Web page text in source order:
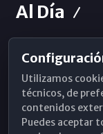
Al Día
Horarios de Misa
Hemeroteca
WhatsApp
Utilizamos
técnicos, de
contenidos
Puedes aceptar